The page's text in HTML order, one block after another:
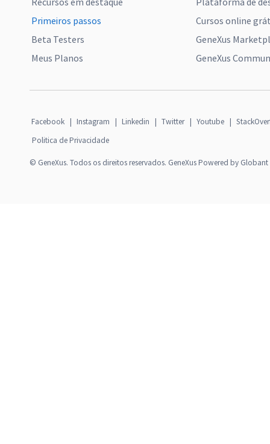
Primeiros passos
Beta Testers
Meus Planos
Cursos online
GeneXus
GeneXus
Facebook | Instagram | Linkedin | Twitter | Youtube |
Politica de Privacidade
© GeneXus. Todos os direitos reservados. GeneXus Powered by Globant